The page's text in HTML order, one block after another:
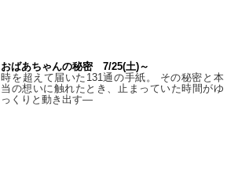
おばあちゃんの秘密 7/25(土)～
時を超えて届いた131通の手紙。 その秘密と本
当の想いに触れたとき、止まっていた時間がゆ
っくりと動き出す―